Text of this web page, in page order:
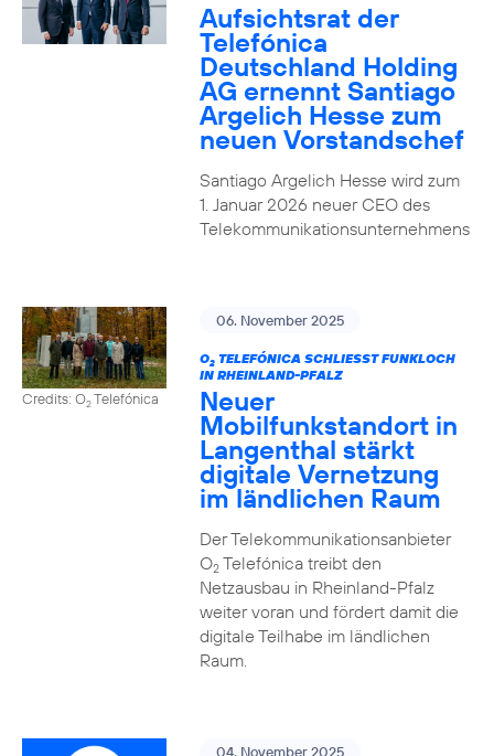
Aufsichtsrat der
Telefónica
Deutschland Holding
AG ernennt Santiago
Argelich Hesse zum
neuen Vorstandschef
Santiago Argelich Hesse wird zum
1. Januar 2026 neuer CEO des
Telekommunikationsunternehmens
Credits: O2Telefónica
06. November 2025
O2TELEFÓNICA SCHLIESST FUNKLOCH I
N RHEINLAND-PFALZ
Neuer
Mobilfunkstandort in
Langenthal stärkt
digitale Vernetzung
im ländlichen Raum
Der Telekommunikationsanbieter
O2Telefónica treibt den
Netzausbau in Rheinland-Pfalz
weiter voran und fördert damit die
digitale Teilhabe im ländlichen
Raum.
04. November 2025